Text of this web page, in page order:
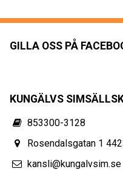
GILLA OSS PÅ
KUNGÄLVS
853300-3128
Rosendalsgatan 1
kansli@kungalvsim.se